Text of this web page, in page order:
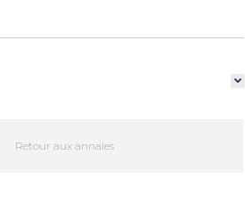
Retour aux annales